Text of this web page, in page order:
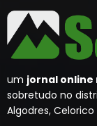
um jornal online
sobretudo no
Algodres,